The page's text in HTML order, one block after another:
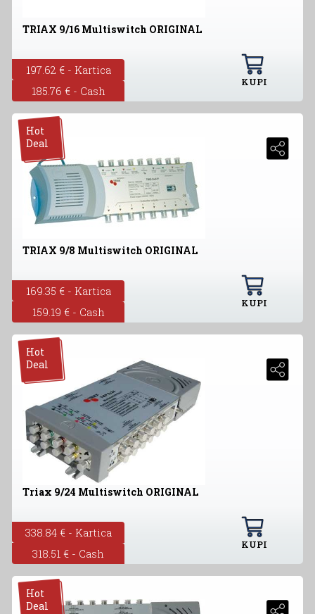
TRIAX 9/16 Multiswitch ORIGINAL
197.62 € - Kartica
185.76 € - Cash
KUPI
Hot
Deal
TRIAX 9/8 Multiswitch ORIGINAL
169.35 € - Kartica
159.19 € - Cash
KUPI
Hot
Deal
Triax 9/24 Multiswitch ORIGINAL
338.84 € - Kartica
318.51 € - Cash
KUPI
Hot
Deal